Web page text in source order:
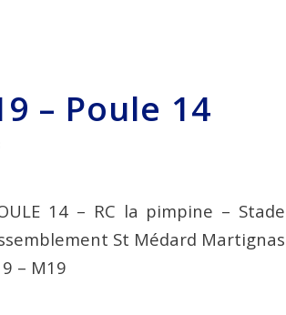
– Poule 14
14 – RC la pimpine – Stade
St Médard Martignas
– M19